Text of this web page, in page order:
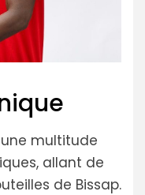
multitude
allant de
de Bissap.